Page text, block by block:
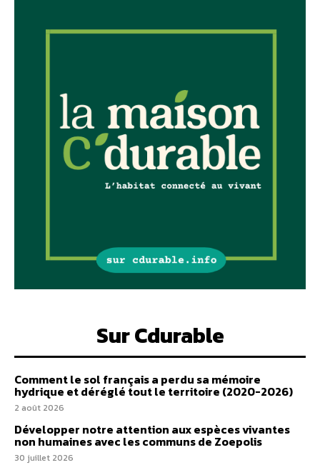
Sur Cdurable
Comment le sol français a perdu sa mémoire
hydrique et déréglé tout le territoire (2020-2026)
2 août 2026
Développer notre attention aux espèces vivantes
non humaines avec les communs de Zoepolis
30 juillet 2026